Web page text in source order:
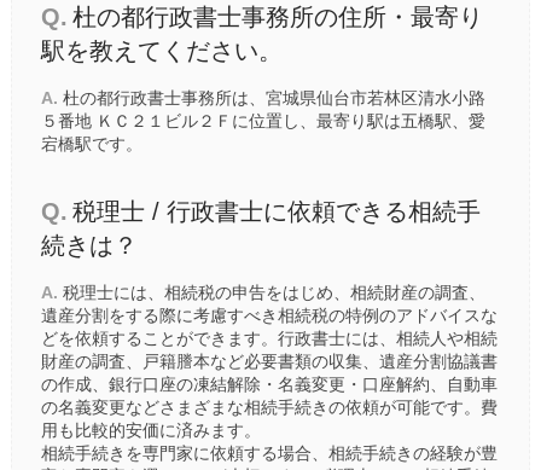
Q. 杜の都行政書士事務所の住所・最寄り
駅を教えてください。
A. 杜の都行政書士事務所は、宮城県仙台市若林区清水小路
５番地 ＫＣ２１ビル２Ｆに位置し、最寄り駅は五橋駅
愛
宕橋駅です。
Q. 税理士 / 行政書士に依頼できる相続手
続きは？
A. 税理士には、相続税の申告をはじめ、相続財産の調査、
遺産分割をする際に考慮すべき相続税の特例のアドバイスな
どを依頼することができます。行政書士には、相続人や相続
財産の調査、戸籍謄本など必要書類の収集、遺産分割協議書
の作成、銀行口座の凍結解除・名義変更・口座解約、自動車
の名義変更などさまざまな相続手続きの依頼が可能です。費
用も比較的安価に済みます。
相続手続きを専門家に依頼する場合、相続手続きの経験が豊